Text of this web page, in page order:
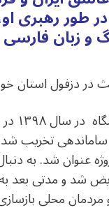
طور رهبری
زبان فارسی
در دزفول استان
بخشی
تخریب
عنوان شد. به
شد و مدتی بعد
محلی